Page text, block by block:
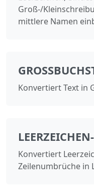
Groß-/
mittlere Namen
Konvertiert Text in
Konvertiert
Zeilenumbrüche in